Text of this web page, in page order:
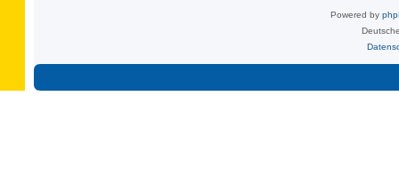
Powered by